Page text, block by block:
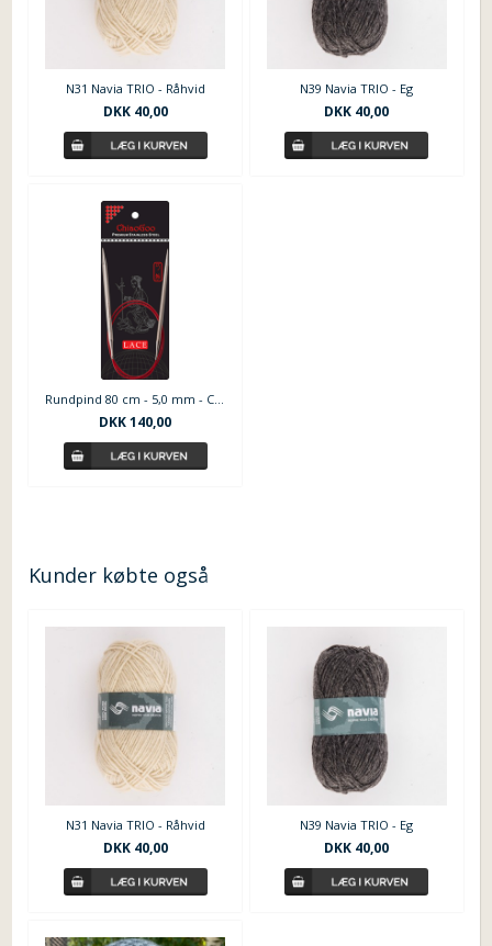
N31 Navia TRIO - Råhvid
DKK 40,00
N39 Navia TRIO - Eg
DKK 40,00
Rundpind 80 cm - 5,0 mm - ChiaoGoo Red Lace
DKK 140,00
Kunder købte også
N31 Navia TRIO - Råhvid
DKK 40,00
N39 Navia TRIO - Eg
DKK 40,00